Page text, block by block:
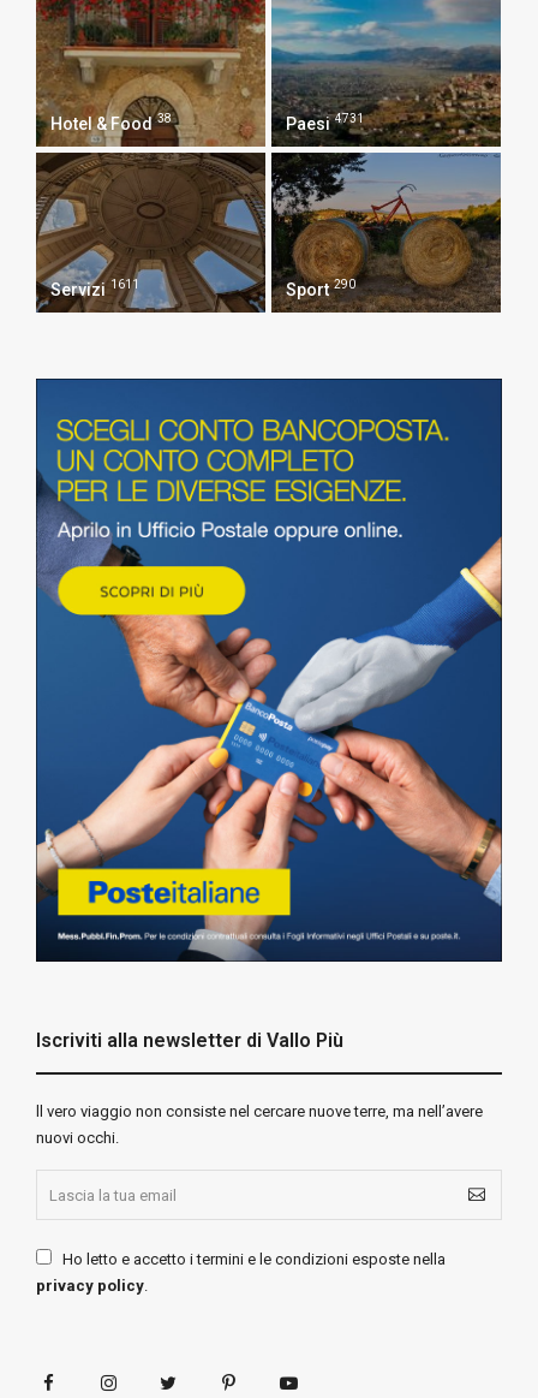
Hotel & Food 38 Paesi 4731
Servizi 1611 Sport 290
Iscriviti alla newsletter di Vallo Più
ll vero viaggio non consiste nel cercare nuove terre, ma nell’avere
nuovi occhi.
Ho letto e accetto i termini e le condizioni esposte nella
privacy policy.